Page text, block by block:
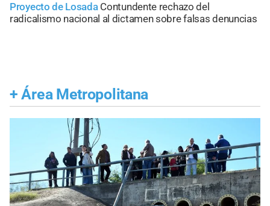
Proyecto de Losada Contundente rechazo del
radicalismo nacional al dictamen sobre falsas denuncias
+ Área Metropolitana